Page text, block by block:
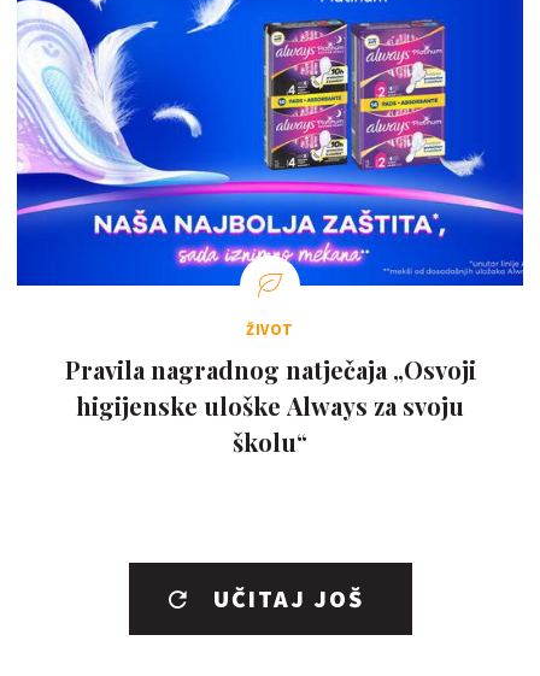
ŽIVOT
Pravila nagradnog natječaja „Osvoji
higijenske uloške Always za svoju
školu“
UČITAJ JOŠ